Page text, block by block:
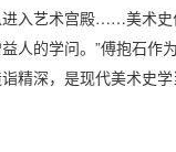
入艺术宫殿……美术史
人的学问。”傅抱石作
精深，是现代美术史